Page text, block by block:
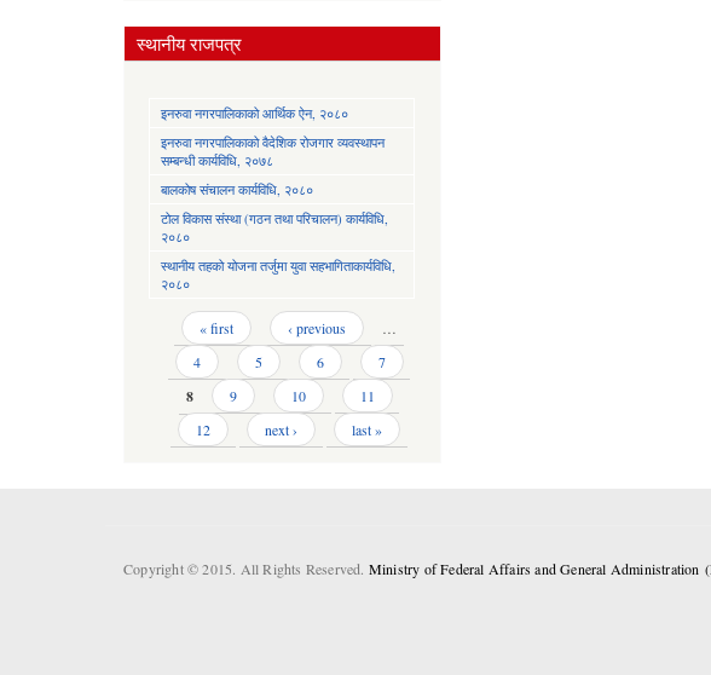
स्थानीय राजपत्र
इनरुवा नगरपालिकाको आर्थिक ऐन, २०८०
इनरुवा नगरपालिकाको वैदेशिक रोजगार व्यवस्थापन
सम्बन्धी कार्यविधि, २०७८
बालकोष संचालन कार्यविधि, २०८०
टोल विकास संस्था (गठन तथा परिचालन) कार्यविधि,
२०८०
स्थानीय तहको योजना तर्जुमा युवा सहभागिताकार्यविधि,
२०८०
Pages « first ‹ previous
…
4
5 6 7
8 9 10
11
12
next › last »
Copyright © 2015. All Rights Reserved. Ministry of Federal Affairs and General Administration